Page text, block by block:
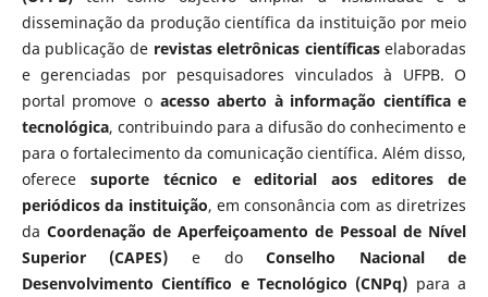
disseminação da produção científica da instituição por meio
da publicação de revistas eletrônicas científicaselaboradas
e gerenciadas por pesquisadores vinculados à UFPB. O
portal promove o acesso aberto à informação científica e
tecnológica, contribuindo para a difusão do conhecimento e
para o fortalecimento da comunicação científica. Além disso,
oferece suporte técnico e editorial aos editores de
periódicos da instituição, em consonância com as diretrizes
da Coordenação de Aperfeiçoamento de Pessoal de Nível
Superior (CAPES) e doConselho Nacional de
Desenvolvimento Científico e Tecnológico (CNPq) para a